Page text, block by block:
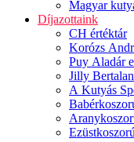
Magyar
Díjazottaink
CH értéktár
Korózs
Puy Aladár
Jilly
A Kutyás